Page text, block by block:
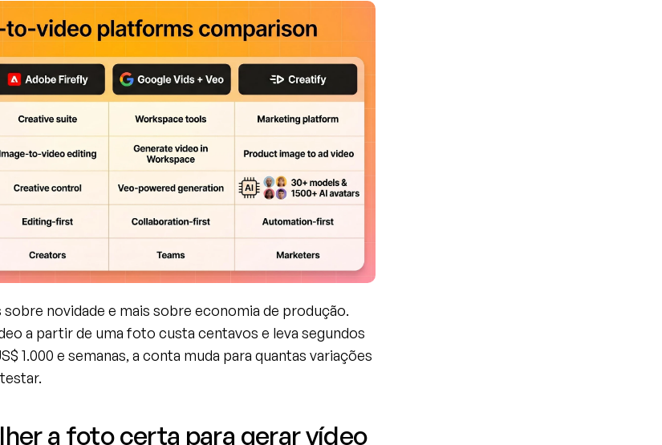
sobre novidade e mais sobre economia de produção.
a partir de uma foto custa centavos e leva segundos
1.000 e semanas, a conta muda para quantas variações
a foto certa para gerar vídeo